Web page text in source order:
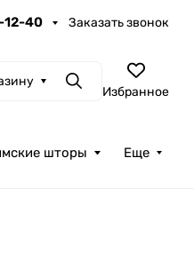
12-40 Заказать звонок
ПоискИзбранное
шторы Еще